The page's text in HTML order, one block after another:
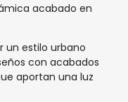
acabado en
un estilo urbano
con acabados
aportan una luz